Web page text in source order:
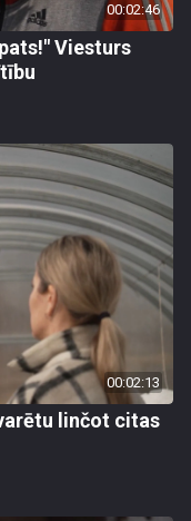
00:02:46
Viesturs
00:02:13
linčot citas